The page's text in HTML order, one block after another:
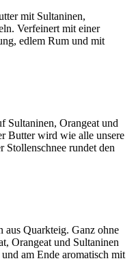
mit Sultaninen,
Verfeinert mit einer
edlem Rum und mit
Sultaninen, Orangeat und
Butter wird wie alle unsere
Stollenschnee rundet den
aus Quarkteig. Ganz ohne
Orangeat und Sultaninen
am Ende aromatisch mit